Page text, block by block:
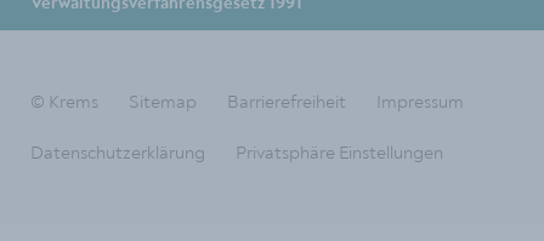
Verwaltungsverfahrensgesetz 1991
© Krems Sitemap Barrierefreiheit Impressum
Datenschutzerklärung Privatsphäre Einstellungen